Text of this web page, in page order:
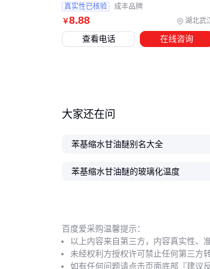
￥8.88 湖北武
真实性已核验 成丰品牌
查看电话 在线咨询
大家还在问
苯基缩水甘油醚别名大全
苯基缩水甘油醚的玻璃化温度
百度爱采购温馨提示：
以上内容来自第三方，内容真实性、
未经权利方授权许可禁止任何第三方
如有任何问题请点击页面底部『建议